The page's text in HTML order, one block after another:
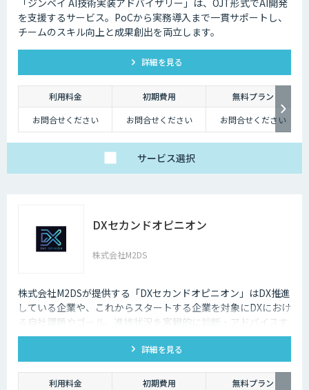
を支援するサービス。PoCから実務導入まで一貫サポートし、
チームのスキル向上と成果創出を両立します。
詳細を見る
利用料金 初期費用
無料プラン
お問合せください
お問合せください お問合せください
サービス選択
DXセカンドオピニオン
株式会社M2DS
株式会社M2DSが提供する「DXセカンドオピニオン」はDX推進
している企業や、これからスタートする企業を対象にDXにおけ
る自社課題やゴール、進捗状況を客観的に診断・アドバイスす
るサービスです
詳細を見る
利用料金 初期費用
無料プラン